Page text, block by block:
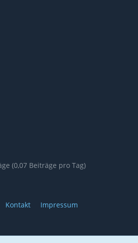
(0,07 Beiträge pro Tag)
Kontakt
Impressum